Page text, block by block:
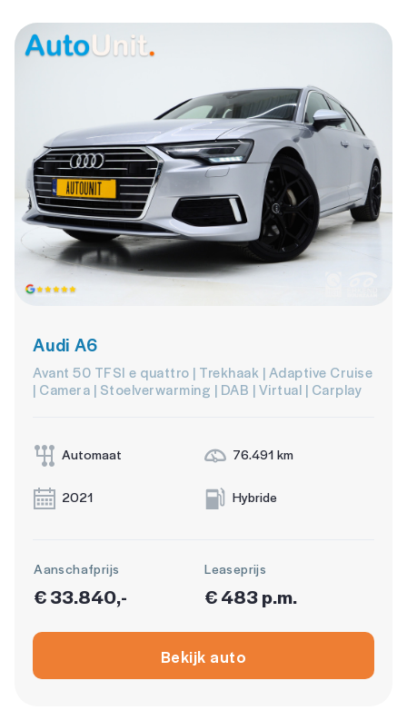
Audi A6
Avant 50 TFSI e quattro | Trekhaak | Adaptive Cruise
| Camera | Stoelverwarming | DAB | Virtual | Carplay
Automaat 76.491 km
2021 Hybride
Aanschafprijs
€ 33.840,-
Leaseprijs
€ 483 p.m.
Bekijk auto